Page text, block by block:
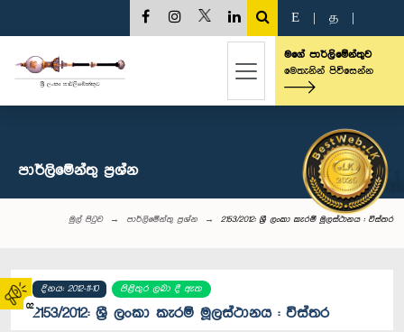
02
E த
මගේ පාර්ලිමේන්තුව
මෙතැනින් පිවිසෙන්න
පාර්ලි‌මේන්තු‌ ප්‍රශ්න
මුල් පිටුව පාර්ලි‌මේන්තු‌ ප්‍රශ්න 2153/2012: ශ්‍රී ලංකා කැරම් මූලස්ථානය : විස්තර
දිනය: 2012-11-10 පිළිතුර ලබා දී ඇත
2153/2012: ශ්‍රී ලංකා කැරම් මූලස්ථානය : විස්තර